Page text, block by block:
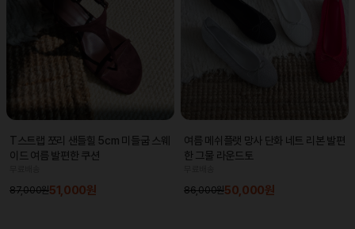
T스트랩 쪼리 샌들힐 5cm 미들굽 스웨
이드 여름 발편한 쿠션
87,000원51,000원
여름 메쉬플랫 망사 단화 네트 리본 발편
한 그물 라운드토
86,000원50,000원